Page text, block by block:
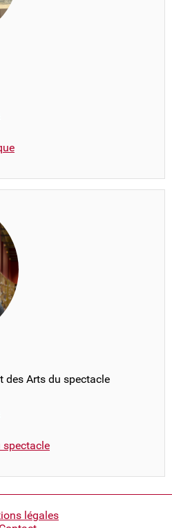
des Arts du spectacle
spectacle
légales